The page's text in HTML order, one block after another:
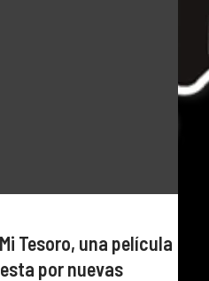
Tesoro, una película
por nuevas